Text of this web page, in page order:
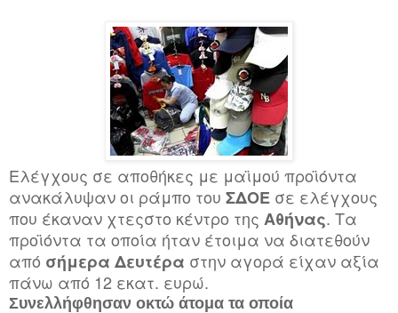
Ελέγχους σε αποθήκες με μαϊμού προϊόντα
ανακάλυψαν οι ράμπο του ΣΔΟΕ σε ελέγχους
που έκαναν χτεςστο κέντρο της Αθήνας. Τα
προϊόντα τα οποία ήταν έτοιμα να διατεθούν
από σήμερα Δευτέρα στην αγορά είχαν αξία
πάνω από 12 εκατ. ευρώ.
Συνελλήφθησαν οκτώ άτομα τα οποία